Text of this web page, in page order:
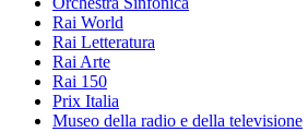
Rai World
Rai Letteratura
Rai Arte
Rai 150
Prix Italia
Museo della radio e della televisione